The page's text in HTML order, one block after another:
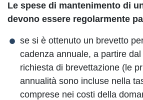
Le spese di mantenimento di
devono essere regolarmente
se si è ottenuto un brevetto
cadenza annuale, a partire
richiesta di brevettazione (le
annualità sono incluse nella
comprese nei costi della